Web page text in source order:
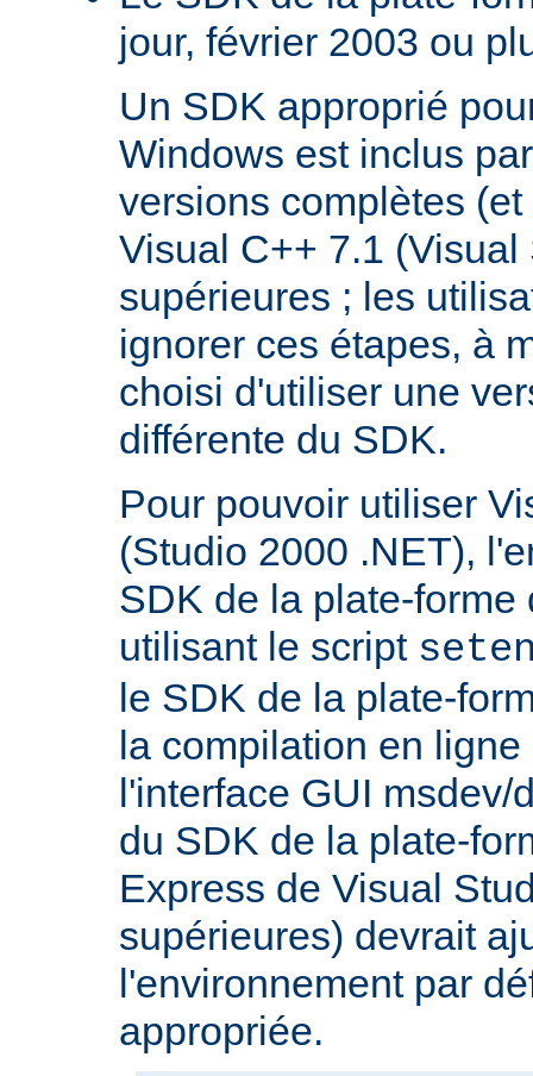
jour, février 2003 ou
Un SDK approprié
Windows est inclus
versions complètes
Visual C++ 7.1
supérieures ; les
ignorer ces étapes, à
choisi d'utiliser une
différente du SDK.
Pour pouvoir utiliser
(Studio 2000 .NET),
SDK de la plate-forme
utilisant le script
le SDK de la plate-
la compilation en
l'interface GUI msdev/
du SDK de la plate-
Express de Visual
supérieures) devrait
l'environnement par
appropriée.